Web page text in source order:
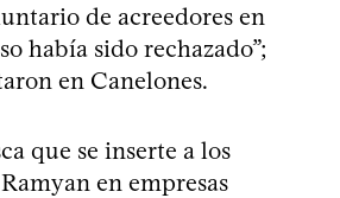
de acreedores en
había sido rechazado”;
en Canelones.
que se inserte a los
en empresas